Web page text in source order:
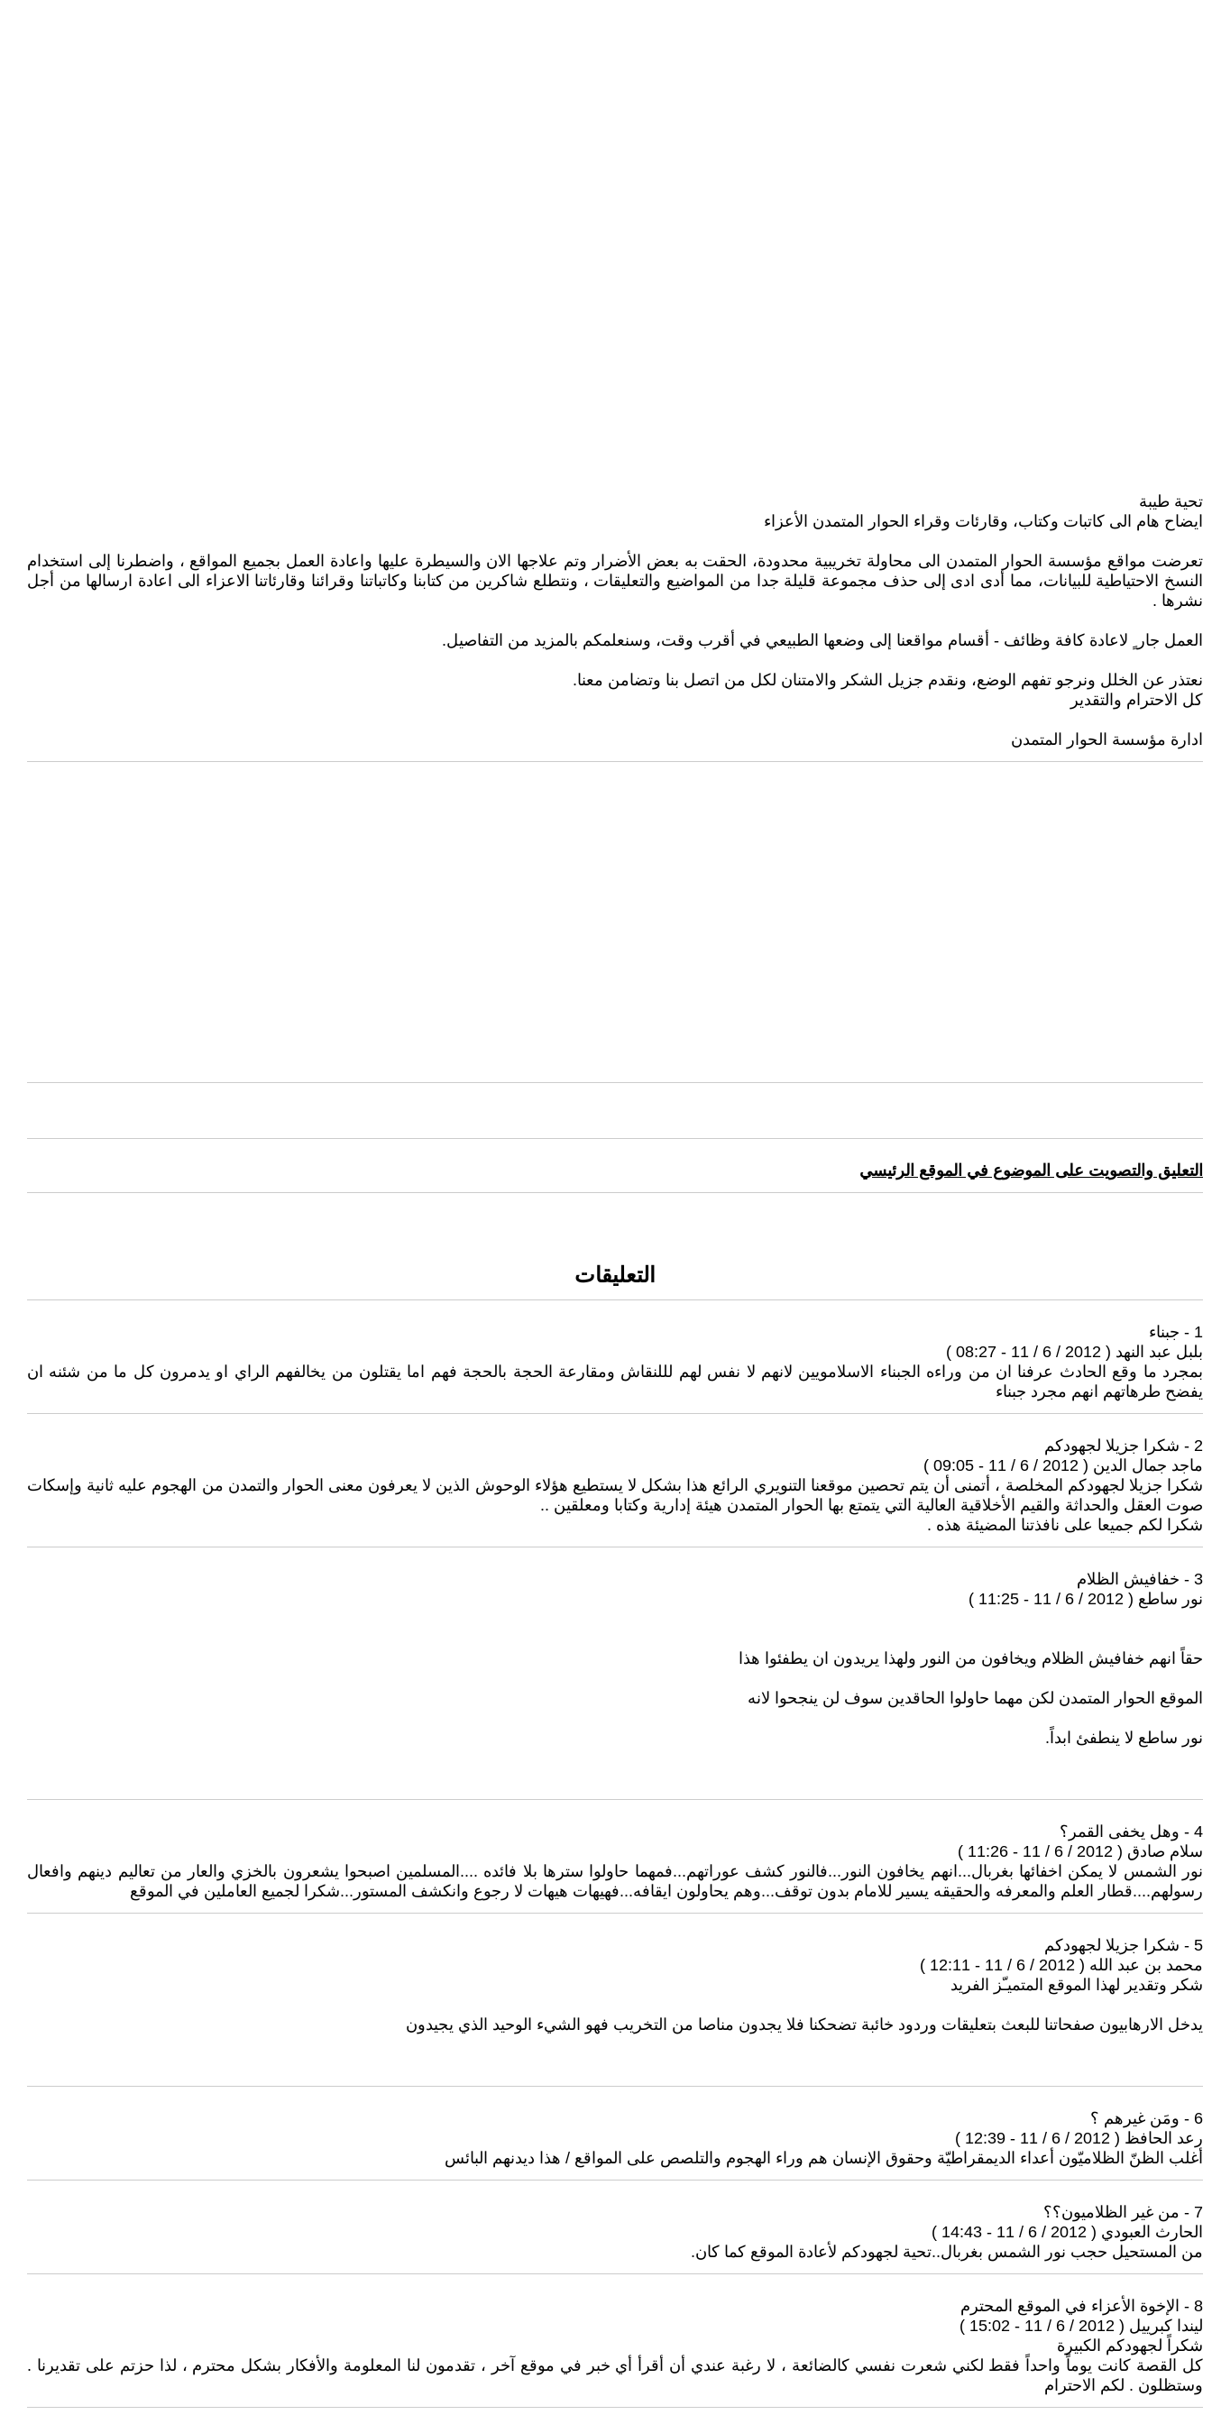
تحية طيبة
ايضاح هام الى كاتبات وكتاب، وقارئات وقراء الحوار المتمدن الأعزاء
تعرضت مواقع مؤسسة الحوار المتمدن الى محاولة تخريبية محدودة، الحقت به بعض الأضرار وتم علاجها الان والسيطرة عليها واعادة العمل بجميع المواقع ، واضطرنا إلى استخدام
النسخ الاحتياطية للبيانات، مما أدى ادى إلى حذف مجموعة قليلة جدا من المواضيع والتعليقات ، ونتطلع شاكرين من كتابنا وكاتباتنا وقرائنا وقارئاتنا الاعزاء الى اعادة ارسالها من أجل
نشرها .
العمل جار ٍ لاعادة كافة وظائف - أقسام مواقعنا إلى وضعها الطبيعي في أقرب وقت، وسنعلمكم بالمزيد من التفاصيل.
نعتذر عن الخلل ونرجو تفهم الوضع، ونقدم جزيل الشكر والامتنان لكل من اتصل بنا وتضامن معنا.
كل الاحترام والتقدير
ادارة مؤسسة الحوار المتمدن
التعليق والتصويت على الموضوع في الموقع الرئيسي
التعليقات
1 - جبناء
بلبل عبد النهد ( 2012 / 6 / 11 - 08:27 )
بمجرد ما وقع الحادث عرفنا ان من وراءه الجبناء الاسلامويين لانهم لا نفس لهم لللنقاش ومقارعة الحجة بالحجة فهم اما يقتلون من يخالفهم الراي او يدمرون كل ما من شئنه ان
يفضح طرهاتهم انهم مجرد جبناء
2 - شكرا جزيلا لجهودكم
ماجد جمال الدين ( 2012 / 6 / 11 - 09:05 )
شكرا جزيلا لجهودكم المخلصة ، أتمنى أن يتم تحصين موقعنا التنويري الرائع هذا بشكل لا يستطيع هؤلاء الوحوش الذين لا يعرفون معنى الحوار والتمدن من الهجوم عليه ثانية وإسكات
صوت العقل والحداثة والقيم الأخلاقية العالية التي يتمتع بها الحوار المتمدن هيئة إدارية وكتابا ومعلقين ..
شكرا لكم جميعا على نافذتنا المضيئة هذه .
3 - خفافيش الظلام
نور ساطع ( 2012 / 6 / 11 - 11:25 )
حقاً انهم خفافيش الظلام ويخافون من النور ولهذا يريدون ان يطفئوا هذا
الموقع الحوار المتمدن لكن مهما حاولوا الحاقدين سوف لن ينجحوا لانه
نور ساطع لا ينطفئ ابداً.
4 - وهل يخفى القمر؟
سلام صادق ( 2012 / 6 / 11 - 11:26 )
نور الشمس لا يمكن اخفائها بغربال...انهم يخافون النور...فالنور كشف عوراتهم...فمهما حاولوا سترها بلا فائده ....المسلمين اصبحوا يشعرون بالخزي والعار من تعاليم دينهم وافعال
رسولهم....قطار العلم والمعرفه والحقيقه يسير للامام بدون توقف...وهم يحاولون ايقافه...فهيهات هيهات لا رجوع وانكشف المستور...شكرا لجميع العاملين في الموقع
5 - شكرا جزيلا لجهودكم
محمد بن عبد الله ( 2012 / 6 / 11 - 12:11 )
شكر وتقدير لهذا الموقع المتميـّز الفريد
يدخل الارهابيون صفحاتنا للبعث بتعليقات وردود خائبة تضحكنا فلا يجدون مناصا من التخريب فهو الشيء الوحيد الذي يجيدون
6 - ومَن غيرهم ؟
رعد الحافظ ( 2012 / 6 / 11 - 12:39 )
أغلب الظنّ الظلاميّون أعداء الديمقراطيّة وحقوق الإنسان هم وراء الهجوم والتلصص على المواقع / هذا ديدنهم البائس
7 - من غير الظلاميون؟؟
الحارث العبودي ( 2012 / 6 / 11 - 14:43 )
من المستحيل حجب نور الشمس بغربال..تحية لجهودكم لأعادة الموقع كما كان.
8 - الإخوة الأعزاء في الموقع المحترم
ليندا كبرييل ( 2012 / 6 / 11 - 15:02 )
شكراً لجهودكم الكبيرة
كل القصة كانت يوماً واحداً فقط لكني شعرت نفسي كالضائعة ، لا رغبة عندي أن أقرأ أي خبر في موقع آخر ، تقدمون لنا المعلومة والأفكار بشكل محترم ، لذا حزتم على تقديرنا .
وستظلون . لكم الاحترام